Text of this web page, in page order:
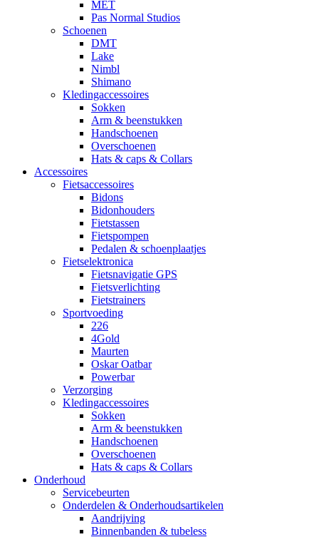
MET
Pas Normal Studios
Schoenen
DMT
Lake
Nimbl
Shimano
Kledingaccessoires
Sokken
Arm & beenstukken
Handschoenen
Overschoenen
Hats & caps & Collars
Accessoires
Fietsaccessoires
Bidons
Bidonhouders
Fietstassen
Fietspompen
Pedalen & schoenplaatjes
Fietselektronica
Fietsnavigatie GPS
Fietsverlichting
Fietstrainers
Sportvoeding
226
4Gold
Maurten
Oskar Oatbar
Powerbar
Verzorging
Kledingaccessoires
Sokken
Arm & beenstukken
Handschoenen
Overschoenen
Hats & caps & Collars
Onderhoud
Servicebeurten
Onderdelen & Onderhoudsartikelen
Aandrijving
Binnenbanden & tubeless